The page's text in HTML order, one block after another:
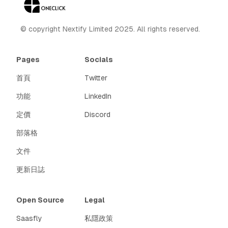
© copyright Nextify Limited 2025. All rights reserved.
Pages
首頁
功能
定價
部落格
文件
更新日誌
Socials
Twitter
LinkedIn
Discord
Open Source
Saasfly
Legal
私隱政策